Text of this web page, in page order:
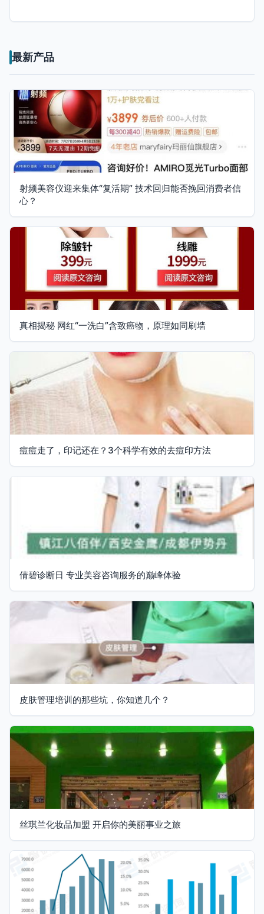
最新产品
射频美容仪迎来集体“复活期” 技术回归能否挽回消费者信
心？
真相揭秘 网红“一洗白”含致癌物，原理如同刷墙
痘痘走了，印记还在？3个科学有效的去痘印方法
倩碧诊断日 专业美容咨询服务的巅峰体验
皮肤管理培训的那些坑，你知道几个？
丝琪兰化妆品加盟 开启你的美丽事业之旅